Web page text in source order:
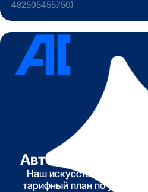
482505455750)
Автоматический
Наш искусственный
тарифный план по